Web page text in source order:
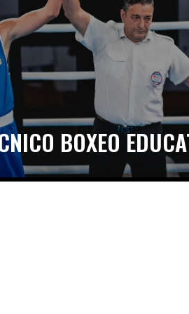
BOXEO